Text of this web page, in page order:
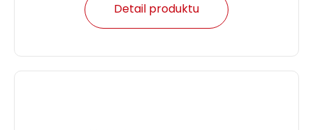
Detail produktu